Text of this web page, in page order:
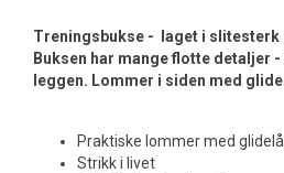
Treningsbukse - laget i slitesterk
Buksen har mange flotte detaljer
leggen. Lommer i siden med
Praktiske lommer med
Strikk i livet